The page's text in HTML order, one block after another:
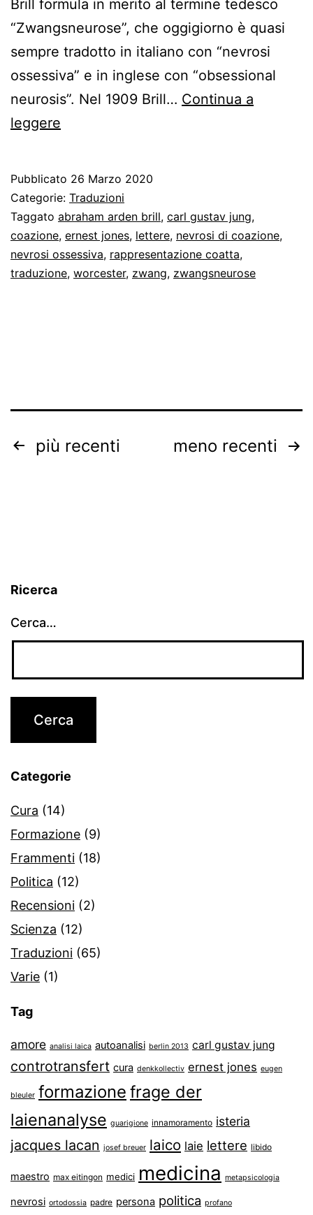
Brill formula in merito al termine tedesco
“Zwangsneurose”, che oggigiorno è quasi
sempre tradotto in italiano con “nevrosi
ossessiva” e in inglese con “obsessional
neurosis”. Nel 1909 Brill… Continua a
leggere
in
inglese
Pubblicato 26 Marzo 2020
Categorie: Traduzioni
Taggato abraham arden brill, carl gustav jung,
coazione, ernest jones, lettere, nevrosi di coazione,
nevrosi ossessiva, rappresentazione coatta,
traduzione, worcester, zwang, zwangsneurose
Paginazione
più recenti meno recenti
Ricerca
Cerca…
Categorie
Cura (14)
Formazione (9)
Frammenti (18)
Politica (12)
Recensioni (2)
Scienza (12)
Traduzioni (65)
Varie (1)
Tag
amore analisi laica autoanalisi berlin 2013 carl gustav jung
controtransfert cura denkkollectiv ernest jones eugen
bleuler formazione frage der
laienanalyse guarigione innamoramento isteria
jacques lacan josef breuer laico laie lettere libido
maestro max eitingon medici medicina metapsicologia
nevrosi ortodossia padre persona politica profano